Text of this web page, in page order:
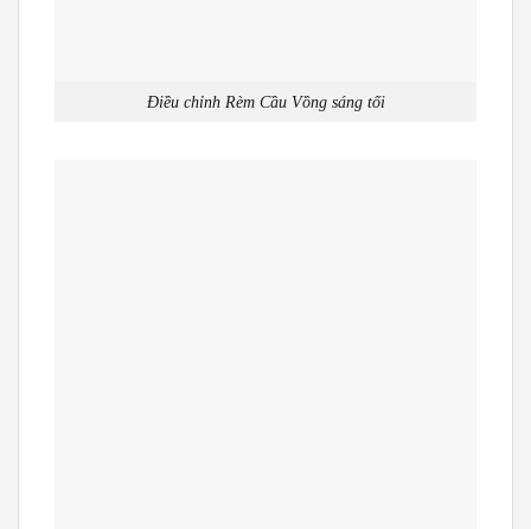
Điều chỉnh Rèm Cầu Vồng sáng tối